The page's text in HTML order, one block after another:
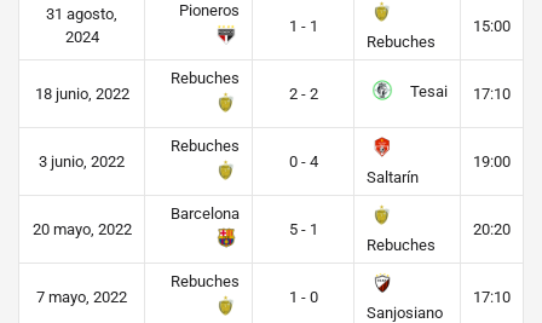
31 agosto,
2024
Pioneros
1 - 1
Rebuches
15:00
18 junio, 2022
Rebuches
2 - 2
Tesai 17:10
3 junio, 2022
Rebuches
0 - 4
Saltarín
19:00
20 mayo, 2022
Barcelona
5 - 1
Rebuches
20:20
7 mayo, 2022
Rebuches
1 - 0
Sanjosiano
17:10